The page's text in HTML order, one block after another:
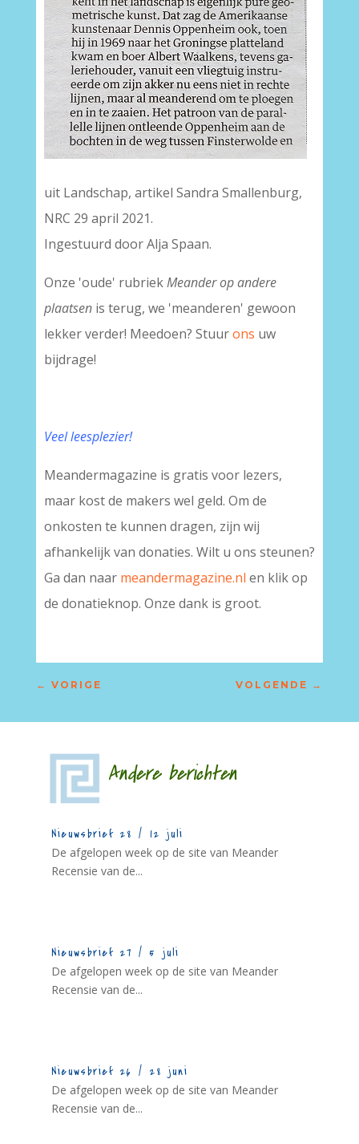
uit Landschap, artikel Sandra Smallenburg,
NRC 29 april 2021.
Ingestuurd door Alja Spaan.
Onze 'oude' rubriekMeander op andere
plaatsen is terug, we 'meanderen' gewoon
lekker verder! Meedoen? Stuurons uw
bijdrage!
Veel leesplezier!
Meandermagazine is gratis voor lezers,
maar kost de makers wel geld. Om de
onkosten te kunnen dragen, zijn wij
afhankelijk van donaties. Wilt u ons steunen?
Ga dan naar meandermagazine.nl en klik op
de donatieknop. Onze dank is groot.
← VORIGE VOLGENDE →
Andere berichten
Nieuwsbrief 28 / 12 juli
De afgelopen week op de site van Meander
Recensie van de...
Nieuwsbrief 27 / 5 juli
De afgelopen week op de site van Meander
Recensie van de...
Nieuwsbrief 26 / 28 juni
De afgelopen week op de site van Meander
Recensie van de...